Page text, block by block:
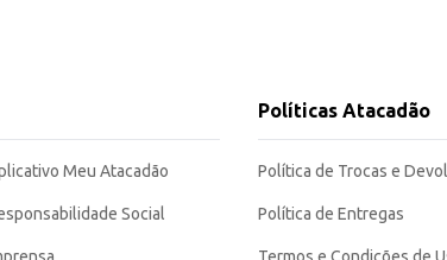
Meu Atacadão
Social
Políticas Atacadão
Política de Trocas e
Política de Entregas